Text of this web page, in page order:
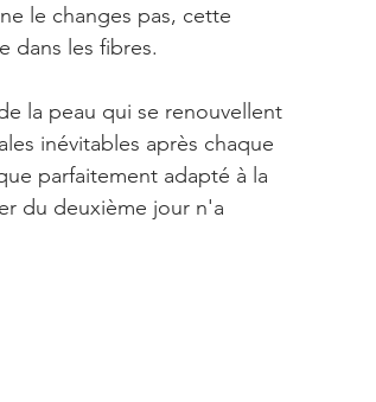
le changes pas, cette
dans les fibres.
la peau qui se renouvellent
inévitables après chaque
parfaitement adapté à la
du deuxième jour n'a